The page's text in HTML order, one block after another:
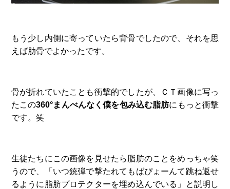
もう少し内側に寄っていたら背骨でしたので、それを思
えば肋骨でよかったです。
骨が折れていたことも衝撃的でしたが、ＣＴ画像に写っ
たこの360°まんべんなく僕を包み込む脂肪にもっと衝撃
です。笑
生徒たちにこの画像を見せたら脂肪のことをめっちゃ笑
うので、「いつ銃弾で撃たれてもばぴょーんて跳ね返せ
るように脂肪プロテクターを埋め込んでいる」と説明し